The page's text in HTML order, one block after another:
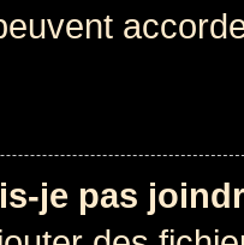
je pas